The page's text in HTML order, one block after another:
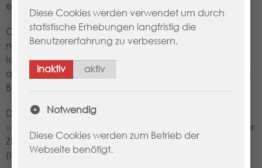
erfragen dies bei Ihrem Softwareanbieter.
Oftmals ist für den Download die EIngabe der N-ID
notwendig. Die N-ID ist die eindeutige
Identifikationsnummer Ihrer Betriebsstätte (z.B.
apo1000000). Diese finden Sie auch vorne auf dem PIN
Brief.
Die PIN kann Zeichen enthalten, die leicht verwechselt
werden können. So kann leicht der Buchstabe O mit der
Ziffer 0 verwechselt werden. Oder der Großbuchstabe I
(i) mit dem Kleinbuchstaben l (L).
Diese Cookies werden verwendet um durch
statistische Erhebungen langfristig die
Benutzererfahrung zu verbessern.
inaktiv aktiv
Notwendig
Diese Cookies werden zum Betrieb der
Webseite benötigt.